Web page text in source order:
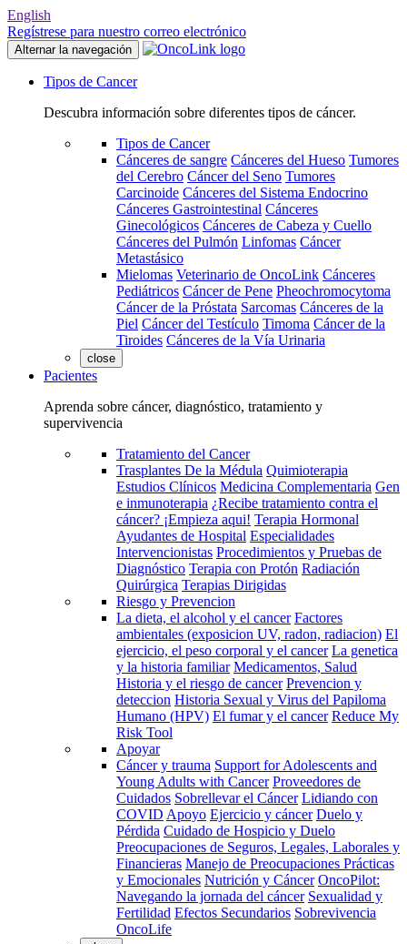
English
Regístrese para nuestro correo electrónico
Alternar la navegación
Tipos de Cancer
Descubra información sobre diferentes tipos de cáncer.
Tipos de Cancer
Cánceres de sangre Cánceres del Hueso Tumores
del Cerebro Cáncer del Seno Tumores
Carcinoide Cánceres del Sistema Endocrino
Cánceres Gastrointestinal Cánceres
Ginecológicos Cánceres de Cabeza y Cuello
Cánceres del Pulmón Linfomas Cáncer
Metastásico
Mielomas Veterinario de OncoLink Cánceres
Pediátricos Cáncer de Pene Pheochromocytoma
Cáncer de la Próstata Sarcomas Cánceres de la
Piel Cáncer del Testículo Timoma Cáncer de la
Tiroides Cánceres de la Vía Urinaria
close
Pacientes
Aprenda sobre cáncer, diagnóstico, tratamiento y
supervivencia
Tratamiento del Cancer
Trasplantes De la Médula Quimioterapia
Estudios Clínicos Medicina Complementaria Gen
e inmunoterapia ¿Recibe tratamiento contra el
cáncer? ¡Empieza aqui! Terapia Hormonal
Ayudantes de Hospital Especialidades
Intervencionistas Procedimientos y Pruebas de
Diagnóstico Terapia con Protón Radiación
Quirúrgica Terapias Dirigidas
Riesgo y Prevencion
La dieta, el alcohol y el cancer Factores
ambientales (exposicion UV, radon, radiacion) El
ejercicio, el peso corporal y el cancer La genetica
y la historia familiar Medicamentos, Salud
Historia y el riesgo de cancer Prevencion y
deteccion Historia Sexual y Virus del Papiloma
Humano (HPV) El fumar y el cancer Reduce My
Risk Tool
Apoyar
Cáncer y trauma Support for Adolescents and
Young Adults with Cancer Proveedores de
Cuidados Sobrellevar el Cáncer Lidiando con
COVID Apoyo Ejercicio y cáncer Duelo y
Pérdida Cuidado de Hospicio y Duelo
Preocupaciones de Seguros, Legales, Laborales y
Financieras Manejo de Preocupaciones Prácticas
y Emocionales Nutrición y Cáncer OncoPilot:
Navegando la jornada del cáncer Sexualidad y
Fertilidad Efectos Secundarios Sobrevivencia
OncoLife